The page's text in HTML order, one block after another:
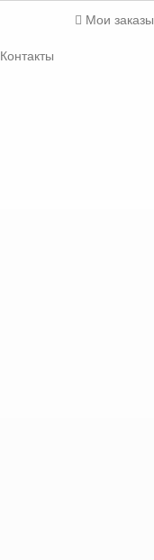
Мои заказы
Контакты